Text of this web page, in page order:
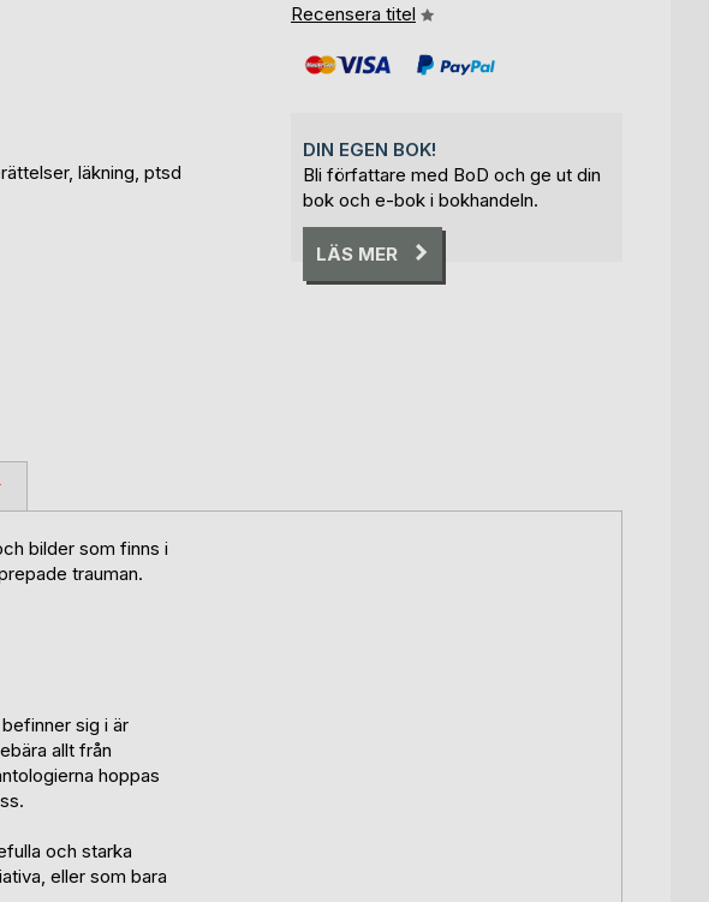
läkning, ptsd
Recensera titel
DIN EGEN BOK!
Bli författare med BoD och ge ut din
bok och e-bok i bokhandeln.
LÄS MER
bilder som finns i
trauman.
sig i är
allt från
hoppas
och starka
eller som bara